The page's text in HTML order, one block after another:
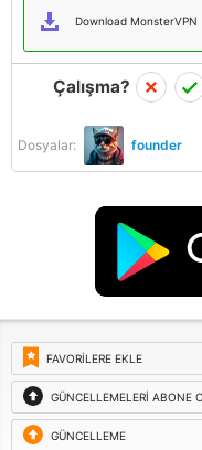
Download MonsterVPN
Dosyalar: founder
Çalışma?
FAVORILERE EKLE
GÜNCELLEMELERI ABONE
GÜNCELLEME